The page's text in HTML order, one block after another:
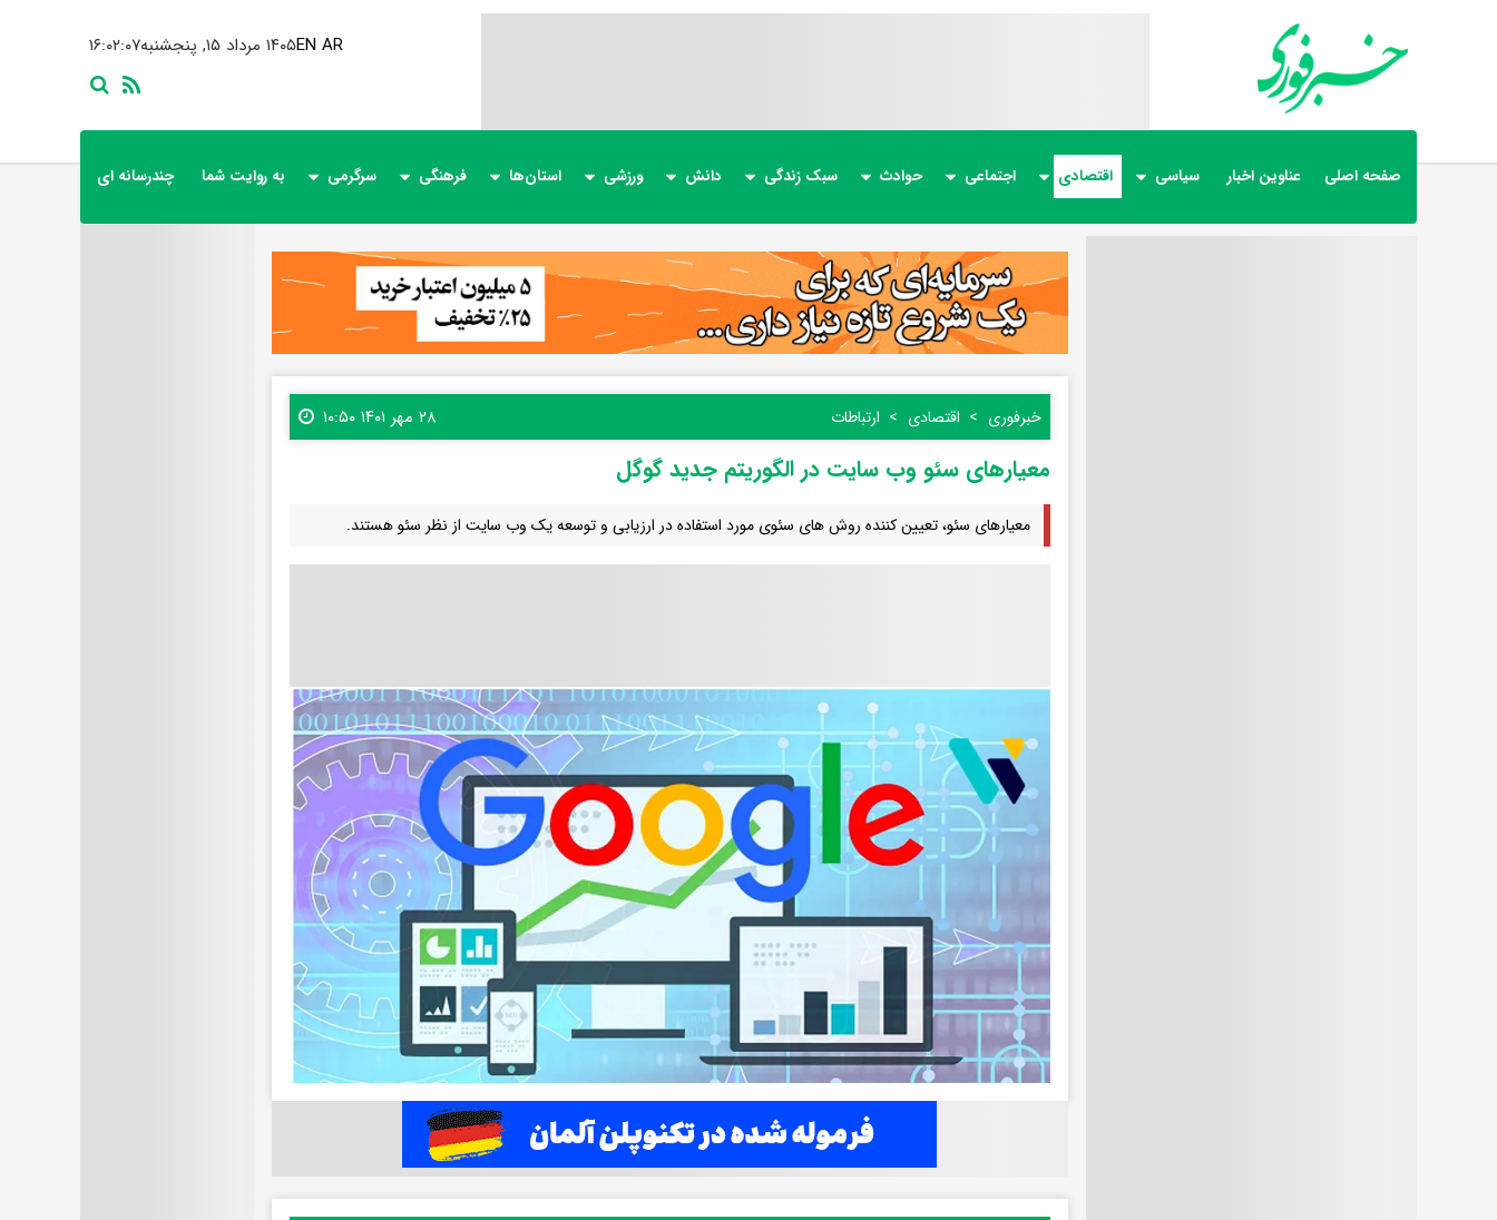
۱۶:۰۲:۰۹ ۱۴۰۵ مرداد ۱۵, پنجشنبهEN AR
صفحه اصلی عناوین اخبار سیاسی اقتصادی اجتماعی حوادث سبک زندگی دانش ورزشی استان‌ها فرهنگی سرگرمی به روایت شما چندرسانه ای
خبرفوری اقتصادی ارتباطات ۲۸ مهر ۱۴۰۱ ۱۰:۵۰
معیارهای سئو وب سایت در الگوریتم جدید گوگل
معیارهای سئو، تعیین کننده روش های سئوی مورد استفاده در ارزیابی و توسعه یک وب سایت از نظر سئو هستند.